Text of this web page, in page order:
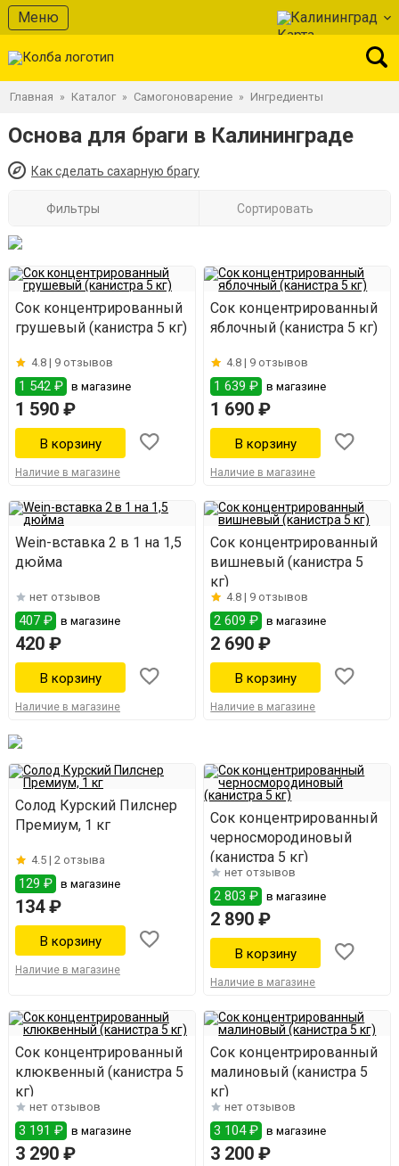
Меню Калининград
Главная » Каталог » Самогоноварение » Ингредиенты
Основа для браги в Калининграде
Как сделать сахарную брагу
Фильтры Сортировать
Сок концентрированный
грушевый (канистра 5 кг)
4.8 | 9 отзывов
1 542 ₽ в магазине
1 590 ₽
Наличие в магазине
Сок концентрированный
яблочный (канистра 5 кг)
4.8 | 9 отзывов
1 639 ₽ в магазине
1 690 ₽
Наличие в магазине
Wein-вставка 2 в 1 на 1,5
дюйма
нет отзывов
407 ₽ в магазине
420 ₽
Наличие в магазине
Сок концентрированный
вишневый (канистра 5
кг)
4.8 | 9 отзывов
2 609 ₽ в магазине
2 690 ₽
Наличие в магазине
Солод Курский Пилснер
Премиум, 1 кг
4.5 | 2 отзыва
129 ₽ в магазине
134 ₽
Наличие в магазине
Сок концентрированный
черносмородиновый
(канистра 5 кг)
нет отзывов
2 803 ₽ в магазине
2 890 ₽
Наличие в магазине
Сок концентрированный
клюквенный (канистра 5
кг)
нет отзывов
3 191 ₽ в магазине
3 290 ₽
Сок концентрированный
малиновый (канистра 5
кг)
нет отзывов
3 104 ₽ в магазине
3 200 ₽